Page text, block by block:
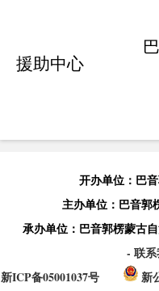
巴音郭楞
援助中心
2025
开办单位：巴
主办单位：巴音郭
承办单位：巴音郭楞蒙古
- 联
新ICP备05001037号
新